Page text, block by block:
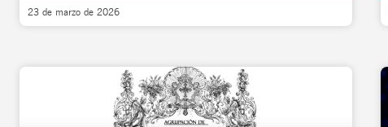
23 de marzo de 2026